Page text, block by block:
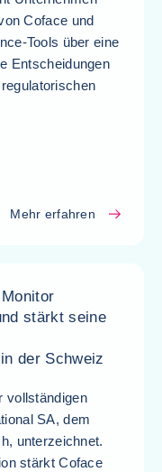
Coface und
Tools über eine
Entscheidungen
Mehr erfahren
stärkt seine
der Schweiz
vollständigen
SA, dem
unterzeichnet.
stärkt Coface